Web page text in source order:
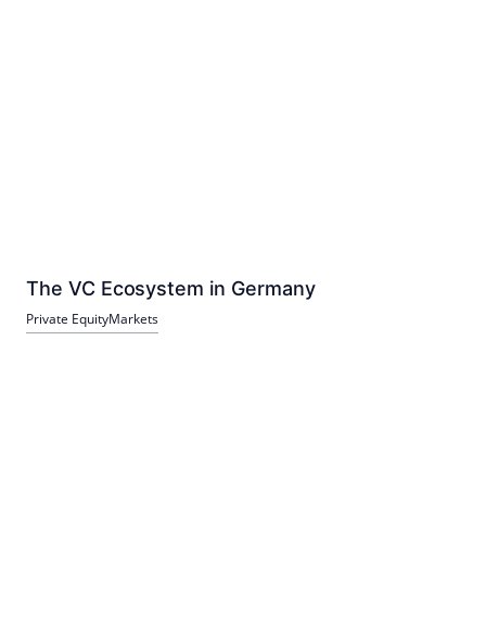
The VC Ecosystem in Germany
Private EquityMarkets